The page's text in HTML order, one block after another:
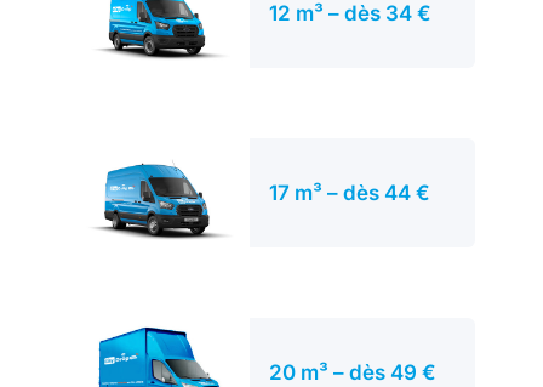
12 m³ – dès 34 €
17 m³ – dès 44 €
20 m³ – dès 49 €